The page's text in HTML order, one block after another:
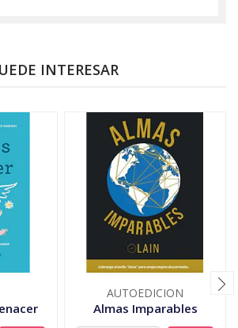
INTERESAR
AUTOEDICION
Almas Imparables